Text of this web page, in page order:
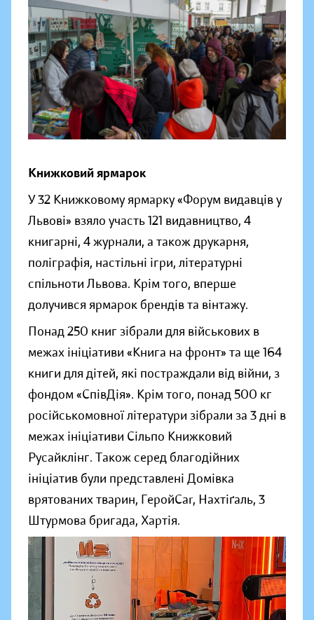
Книжковий ярмарок
У 32 Книжковому ярмарку «Форум видавців у
Львові» взяло участь 121 видавництво, 4
книгарні, 4 журнали, а також друкарня,
поліграфія, настільні ігри, літературні
спільноти Львова. Крім того, вперше
долучився ярмарок брендів та вінтажу.
Понад 250 книг зібрали для військових в
межах ініціативи «Книга на фронт» та ще 164
книги для дітей, які постраждали від війни, з
фондом «СпівДія». Крім того, понад 500 кг
російськомовної літератури зібрали за 3 дні в
межах ініціативи Сільпо Книжковий
Русайклінг. Також серед благодійних
ініціатив були представлені Домівка
врятованих тварин, ГеройCar, Нахтіґаль, 3
Штурмова бригада, Хартія.